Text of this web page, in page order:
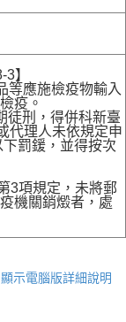
】
等應施檢疫物輸入
疫。
徒刑，得併科新臺
代理人未依規定申
罰鍰，並得按次
3項規定，未將郵
機關銷燬者，處
顯示電腦版詳細說明